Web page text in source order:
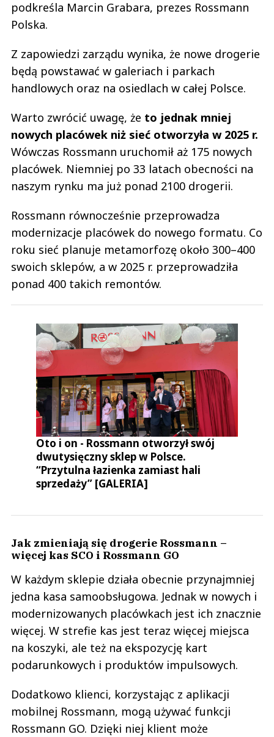
podkreśla Marcin Grabara, prezes Rossmann
Polska.
Z zapowiedzi zarządu wynika, że nowe drogerie
będą powstawać w galeriach i parkach
handlowych oraz na osiedlach w całej Polsce.
Warto zwrócić uwagę, że to jednak mniej
nowych placówek niż sieć otworzyła w 2025 r.
Wówczas Rossmann uruchomił aż 175 nowych
placówek. Niemniej po 33 latach obecności na
naszym rynku ma już ponad 2100 drogerii.
Rossmann równocześnie przeprowadza
modernizacje placówek do nowego formatu. Co
roku sieć planuje metamorfozę około 300–400
swoich sklepów, a w 2025 r. przeprowadziła
ponad 400 takich remontów.
Oto i on - Rossmann otworzył swój
dwutysięczny sklep w Polsce.
“Przytulna łazienka zamiast hali
sprzedaży” [GALERIA]
Jak zmieniają się drogerie Rossmann –
więcej kas SCO i Rossmann GO
W każdym sklepie działa obecnie przynajmniej
jedna kasa samoobsługowa. Jednak w nowych i
modernizowanych placówkach jest ich znacznie
więcej. W strefie kas jest teraz więcej miejsca
na koszyki, ale też na ekspozycję kart
podarunkowych i produktów impulsowych.
Dodatkowo klienci, korzystając z aplikacji
mobilnej Rossmann, mogą używać funkcji
Rossmann GO. Dzięki niej klient może